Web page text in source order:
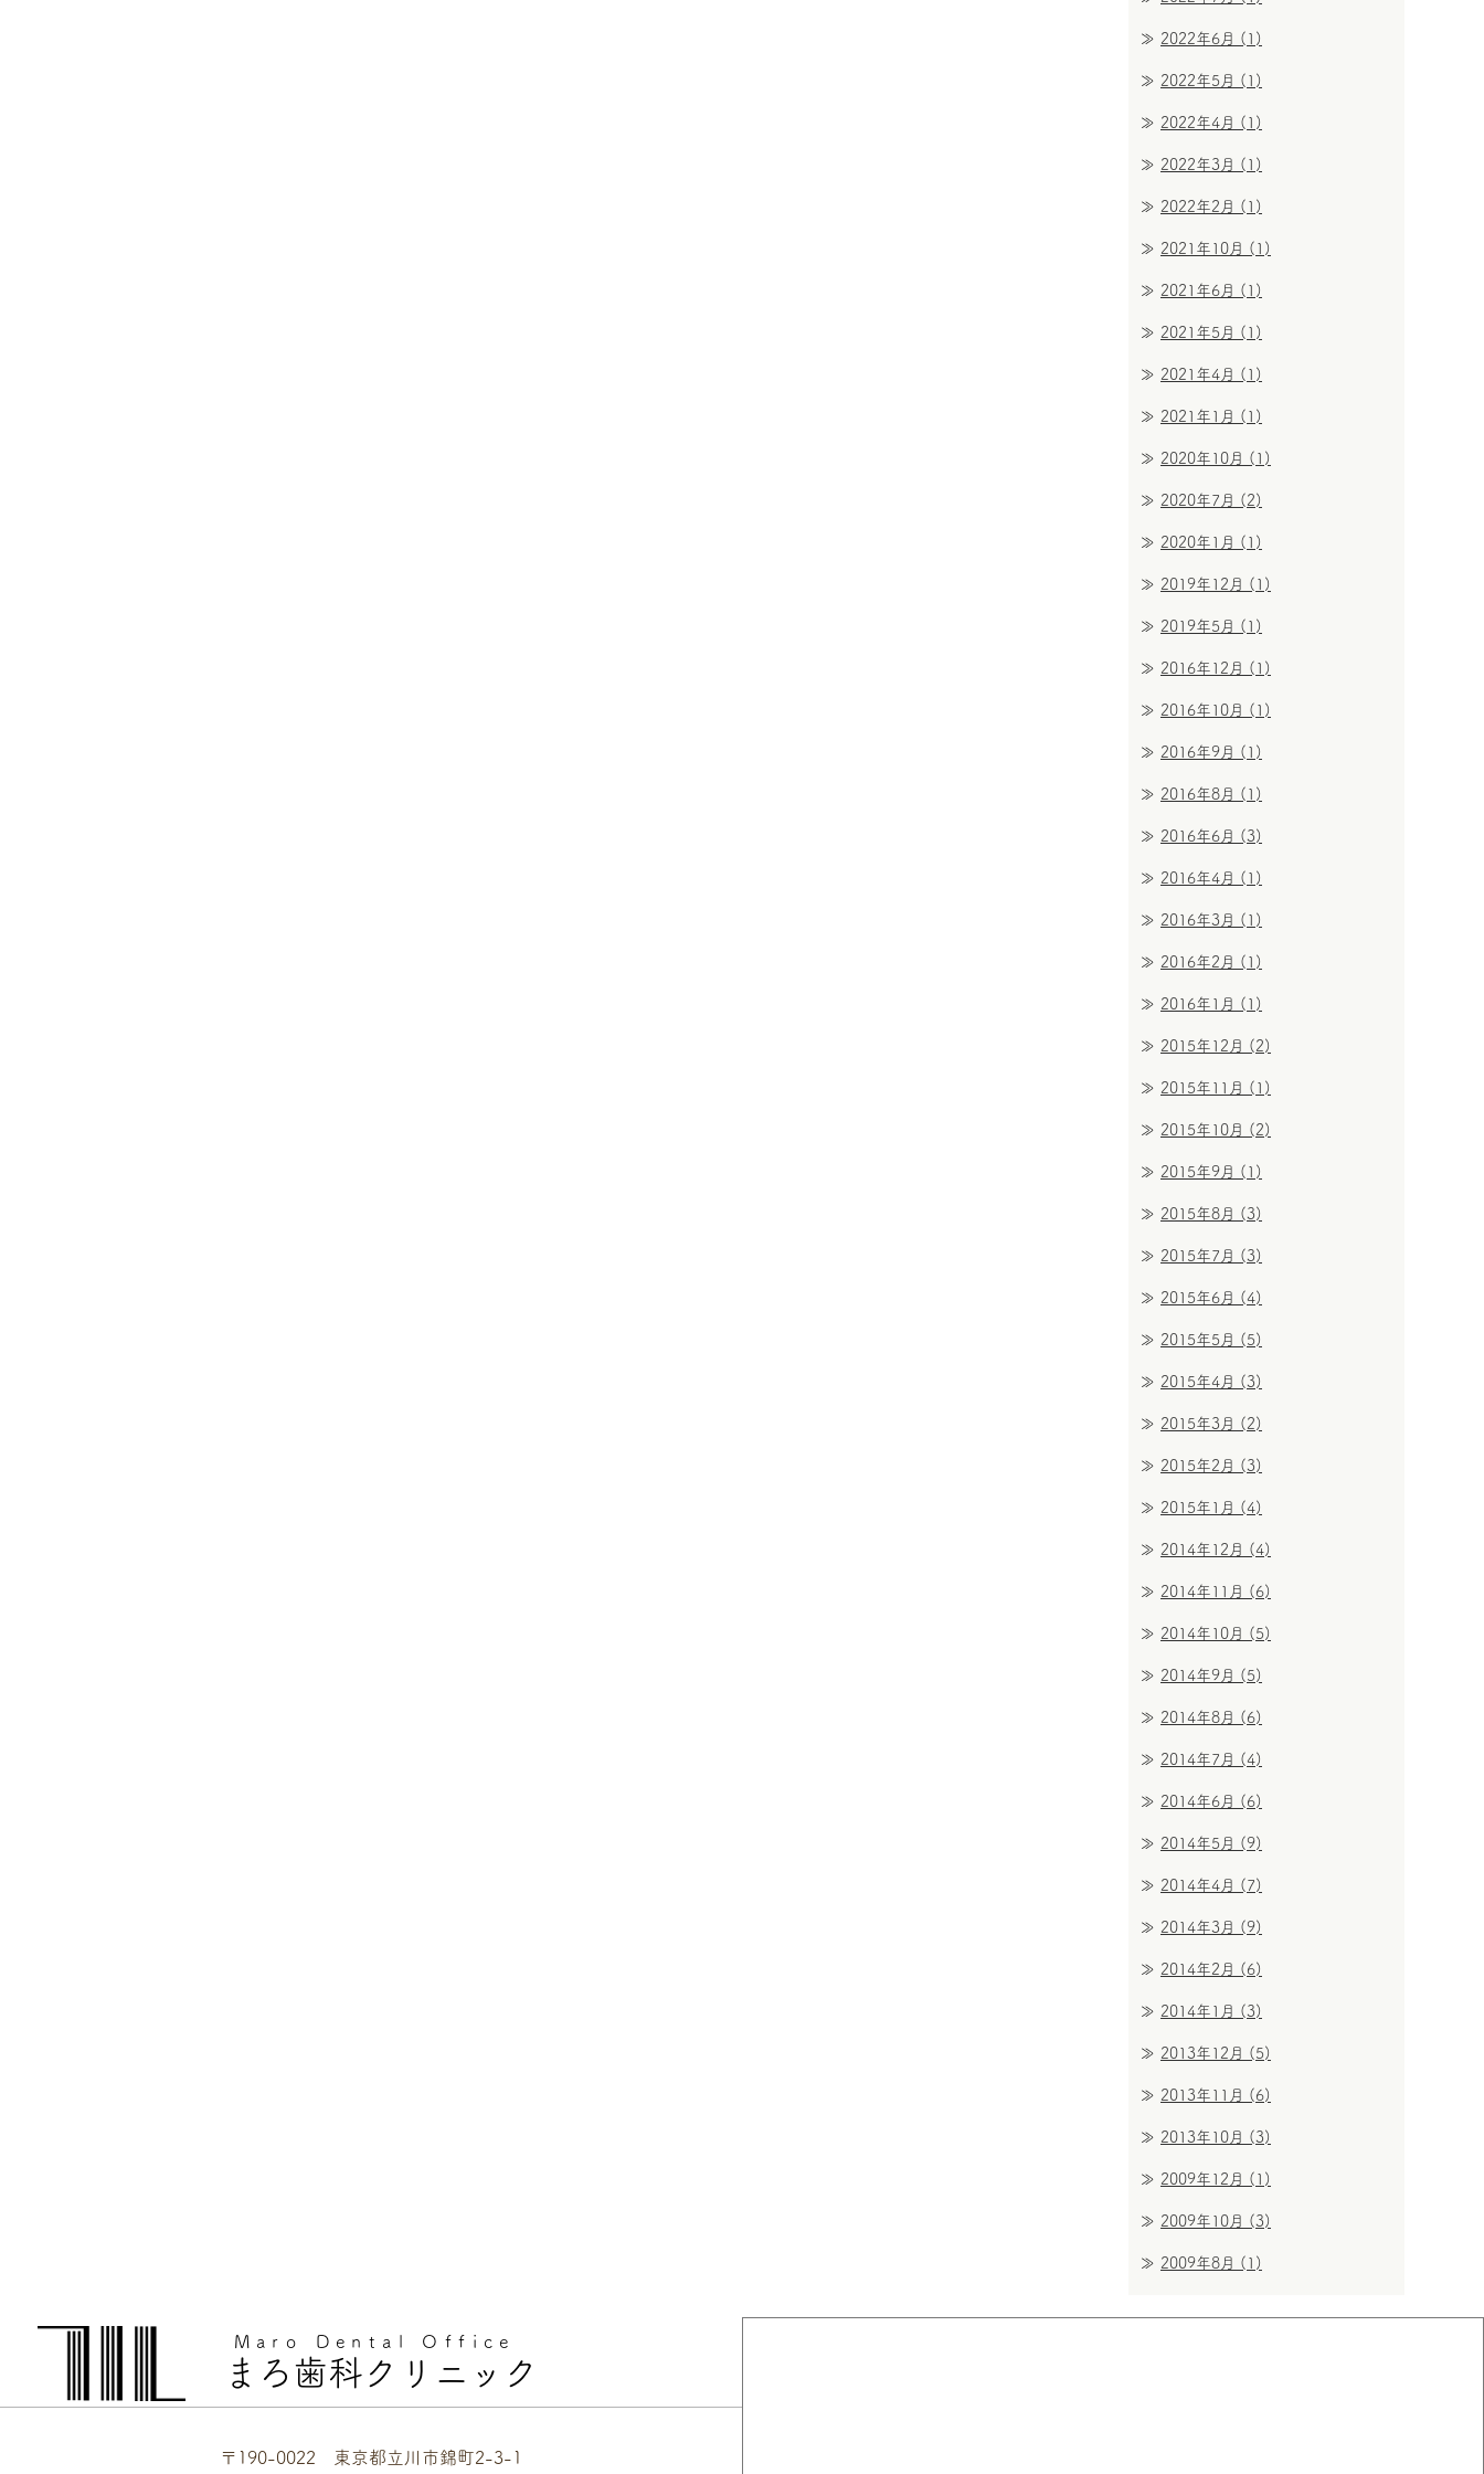
2022年6月 (1)
2022年5月 (1)
2022年4月 (1)
2022年3月 (1)
2022年2月 (1)
2021年10月 (1)
2021年6月 (1)
2021年5月 (1)
2021年4月 (1)
2021年1月 (1)
2020年10月 (1)
2020年7月 (2)
2020年1月 (1)
2019年12月 (1)
2019年5月 (1)
2016年12月 (1)
2016年10月 (1)
2016年9月 (1)
2016年8月 (1)
2016年6月 (3)
2016年4月 (1)
2016年3月 (1)
2016年2月 (1)
2016年1月 (1)
2015年12月 (2)
2015年11月 (1)
2015年10月 (2)
2015年9月 (1)
2015年8月 (3)
2015年7月 (3)
2015年6月 (4)
2015年5月 (5)
2015年4月 (3)
2015年3月 (2)
2015年2月 (3)
2015年1月 (4)
2014年12月 (4)
2014年11月 (6)
2014年10月 (5)
2014年9月 (5)
2014年8月 (6)
2014年7月 (4)
2014年6月 (6)
2014年5月 (9)
2014年4月 (7)
2014年3月 (9)
2014年2月 (6)
2014年1月 (3)
2013年12月 (5)
2013年11月 (6)
2013年10月 (3)
2009年12月 (1)
2009年10月 (3)
2009年8月 (1)
Maro Dental Office
まろ歯科クリニック
〒190-0022 東京都立川市錦町2-3-1